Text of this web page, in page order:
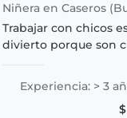
Trabajar con chicos
divierto porque son
Acompañar en su
gratificante para sus
Experiencia: > 3